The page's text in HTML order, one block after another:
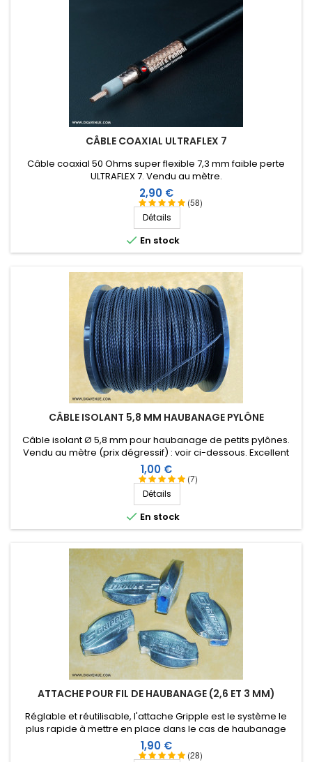
CÂBLE COAXIAL ULTRAFLEX 7
(58)
Câble coaxial 50 Ohms super flexible 7,3 mm faible perte
ULTRAFLEX 7. Vendu au mètre.
Prix
2,90 €
Détails
 En stock
CÂBLE ISOLANT 5,8 MM HAUBANAGE PYLÔNE
(7)
Câble isolant Ø 5,8 mm pour haubanage de petits pylônes.
Vendu au mètre (prix dégressif) : voir ci-dessous. Excellent
comportement aux conditions climatiques (eau, soleil, gel),
résistance à la rupture élevée, très bonne isolation HF,
longévité de plus de 40 ans !
Prix
1,00 €
Détails
 En stock
ATTACHE POUR FIL DE HAUBANAGE (2,6 ET 3 MM)
(28)
Réglable et réutilisable, l'attache Gripple est le système le
plus rapide à mettre en place dans le cas de haubanage
d'antennes verticales ou filaires avec du fil mono-filament de
2,6 ou 3 mm.
Prix
1,90 €